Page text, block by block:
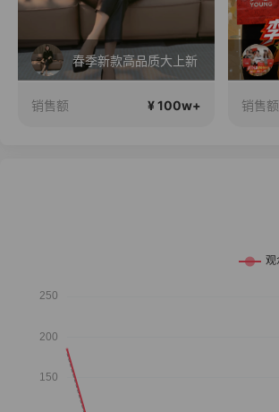
春季新款高品质大上新
销售额 ¥ 100w+ 销售额